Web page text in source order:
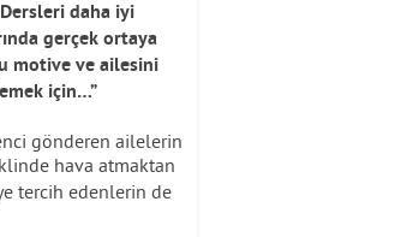
daha iyi
gerçek ortaya
motive ve ailesini
için…”
gönderen ailelerin
hava atmaktan
tercih edenlerin de